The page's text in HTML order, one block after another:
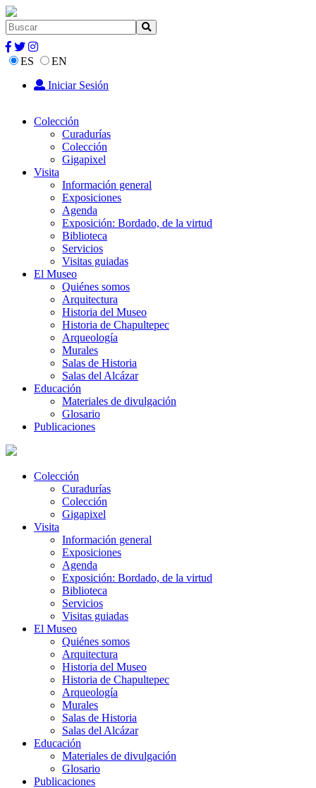
ES
EN
Iniciar Sesión
Colección
Curadurías
Colección
Gigapixel
Visita
Información general
Exposiciones
Agenda
Exposición: Bordado, de la virtud
Biblioteca
Servicios
Visitas guiadas
El Museo
Quiénes somos
Arquitectura
Historia del Museo
Historia de Chapultepec
Arqueología
Murales
Salas de Historia
Salas del Alcázar
Educación
Materiales de divulgación
Glosario
Publicaciones
Colección
Curadurías
Colección
Gigapixel
Visita
Información general
Exposiciones
Agenda
Exposición: Bordado, de la virtud
Biblioteca
Servicios
Visitas guiadas
El Museo
Quiénes somos
Arquitectura
Historia del Museo
Historia de Chapultepec
Arqueología
Murales
Salas de Historia
Salas del Alcázar
Educación
Materiales de divulgación
Glosario
Publicaciones